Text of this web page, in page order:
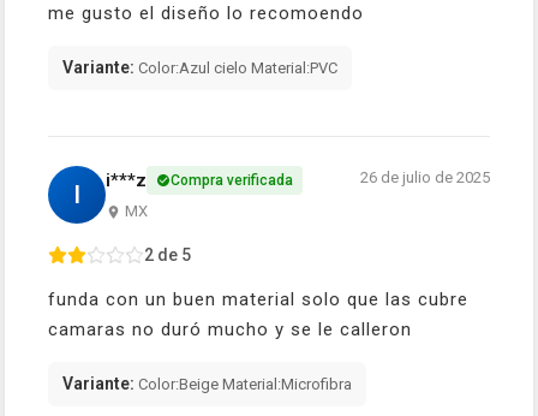
me gusto el diseño lo recomoendo
Variante: Color:Azul cielo Material:PVC
I i***z Compra verificada
MX
26 de julio de 2025
2 de 5
funda con un buen material solo que las cubre
camaras no duró mucho y se le calleron
Variante: Color:Beige Material:Microfibra